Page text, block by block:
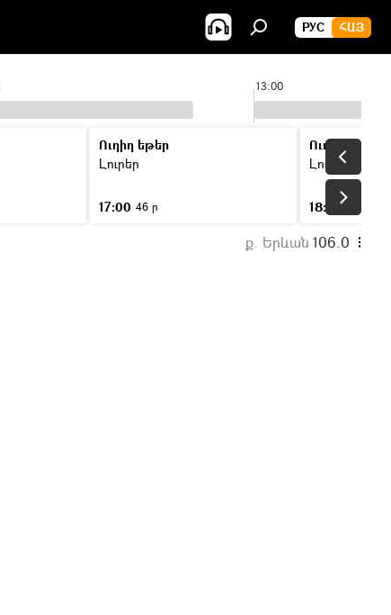
РУС ՀԱՅ
13:00
Ուղիղ եթեր
Լուրեր
17:00 46 ր
Ուղիղ եթեր
Լուրեր
18:00
ք. Երևան 106.0